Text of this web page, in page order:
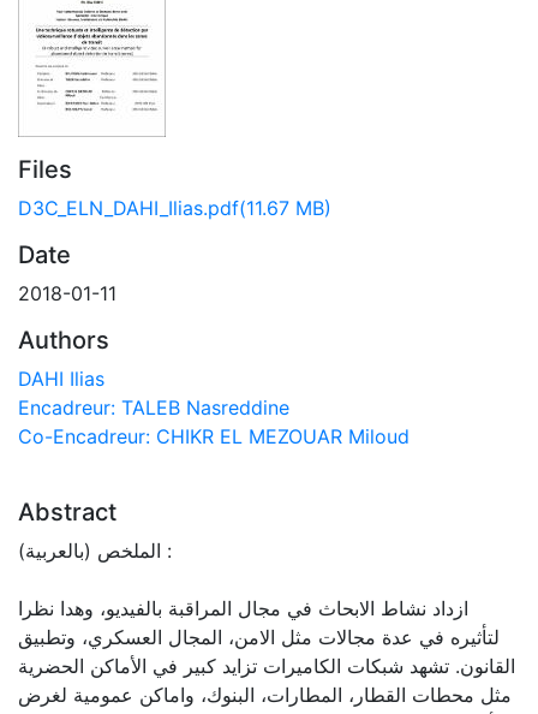
Files
D3C_ELN_DAHI_Ilias.pdf(11.67 MB)
Date
2018-01-11
Authors
DAHI Ilias
Encadreur: TALEB Nasreddine
Co-Encadreur: CHIKR EL MEZOUAR Miloud
Abstract
الملخص (بالعربية) :
ازداد نشاط الابحاث في مجال المراقبة بالفيديو، وهدا نظرا
لتأثيره في عدة مجالات مثل الامن، المجال العسكري، وتطبيق
القانون. تشهد شبكات الكاميرات تزايد كبير في الأماكن الحضرية
مثل محطات القطار، المطارات، البنوك، واماكن عمومية لغرض